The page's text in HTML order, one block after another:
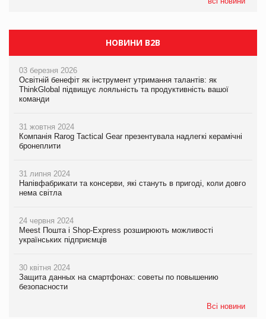
НОВИНИ B2B
03 березня 2026
Освітній бенефіт як інструмент утримання талантів: як
ThinkGlobal підвищує лояльність та продуктивність вашої
команди
31 жовтня 2024
Компанія Rarog Tactical Gear презентувала надлегкі керамічні
бронеплити
31 липня 2024
Напівфабрикати та консерви, які стануть в пригоді, коли довго
нема світла
24 червня 2024
Meest Пошта і Shop-Express розширюють можливості
українських підприємців
30 квітня 2024
Защита данных на смартфонах: советы по повышению
безопасности
Всі новини